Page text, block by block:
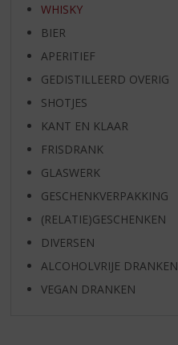
WHISKY
BIER
APERITIEF
GEDISTILLEERD OVERIG
SHOTJES
KANT EN KLAAR
FRISDRANK
GLASWERK
GESCHENKVERPAKKING
(RELATIE)GESCHENKEN
DIVERSEN
ALCOHOLVRIJE DRANKEN
VEGAN DRANKEN